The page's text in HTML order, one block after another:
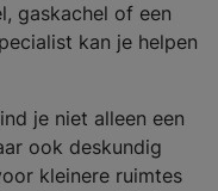
gaskachel of een
kan je helpen
je niet alleen een
ook deskundig
kleinere ruimtes